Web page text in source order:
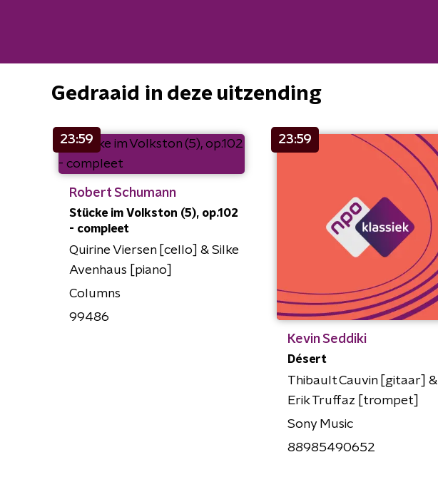
Gedraaid in deze uitzending
23:59
Robert Schumann
Stücke im Volkston (5), op.102
- compleet
Quirine Viersen [cello] & Silke
Avenhaus [piano]
Columns
99486
23:59
Kevin Seddiki
Désert
Thibault Cauvin [gitaar] &
Erik Truffaz [trompet]
Sony Music
88985490652